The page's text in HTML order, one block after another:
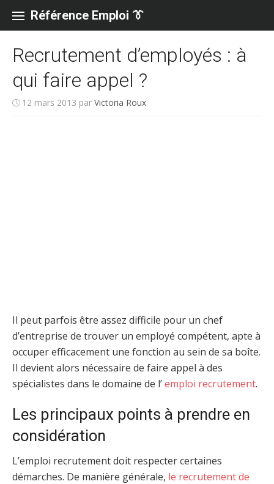
content
Référence Emploi 👔
Recrutement d’employés : à
qui faire appel ?
12 mars 2013 par Victoria Roux
Il peut parfois être assez difficile pour un chef
d’entreprise de trouver un employé compétent, apte à
occuper efficacement une fonction au sein de sa boîte.
Il devient alors nécessaire de faire appel à des
spécialistes dans le domaine de l’emploi recrutement.
Les principaux points à prendre en
considération
L’emploi recrutement doit respecter certaines
démarches. De manière générale, le recrutement de